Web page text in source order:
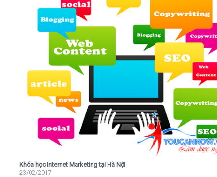
Khóa học Internet Marketing tại Hà Nội
23/02/2017